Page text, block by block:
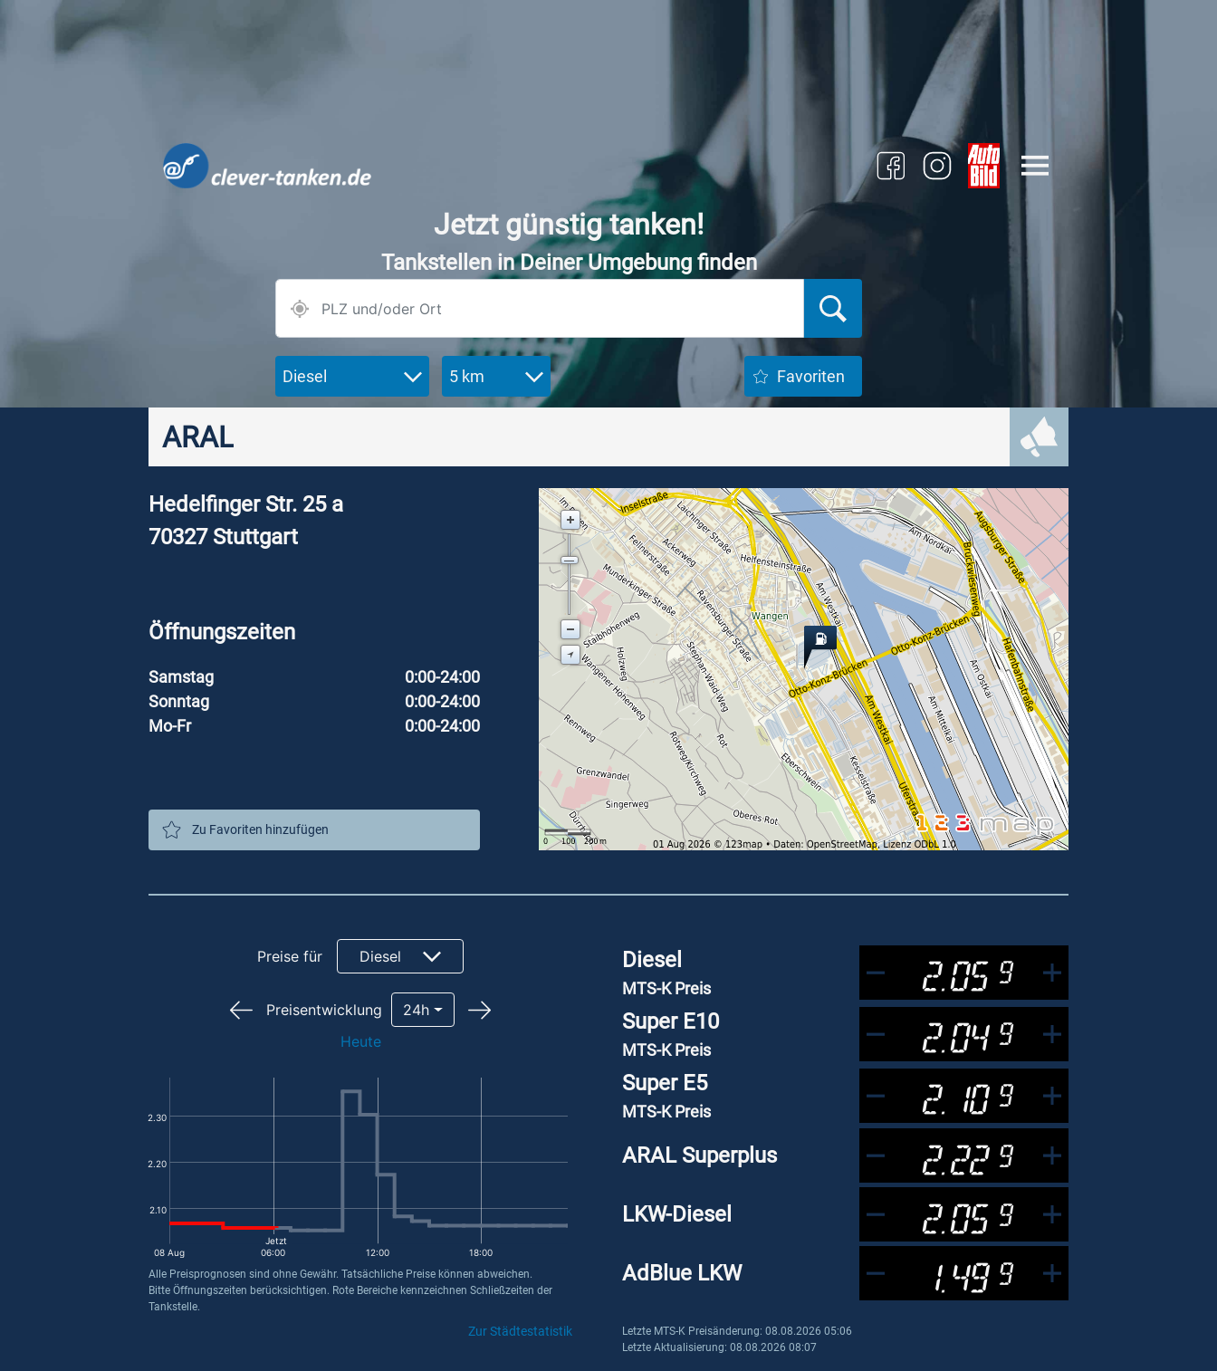
Jetzt günstig tanken!
Tankstellen in Deiner Umgebung finden
Diesel 5 km Favoriten
ARAL
Hedelfinger Str. 25 a
70327 Stuttgart
Öffnungszeiten
Samstag
0:00-24:00
Sonntag
0:00-24:00
Mo-Fr
0:00-24:00
Zu Favoriten hinzufügen
Diesel
MTS-K Preis 2.05
9
Super E10
MTS-K Preis 2.04
9
Super E5
MTS-K Preis 2.10 9
ARAL Superplus 2.22 9
LKW-Diesel 2.05 9
AdBlue LKW 1.49 9
Letzte MTS-K Preisänderung: 08.08.2026 05:06
Letzte Aktualisierung: 08.08.2026 08:07
Preise für Diesel
Preisentwicklung
24h
Heute
2.10
2.20
2.30
08 Aug 06:00 12:00 18:00
Jetzt
Alle Preisprognosen sind ohne Gewähr. Tatsächliche Preise können abweichen.
Bitte Öffnungszeiten berücksichtigen. Rote Bereiche kennzeichnen Schließzeiten der
Tankstelle.
Zur Städtestatistik